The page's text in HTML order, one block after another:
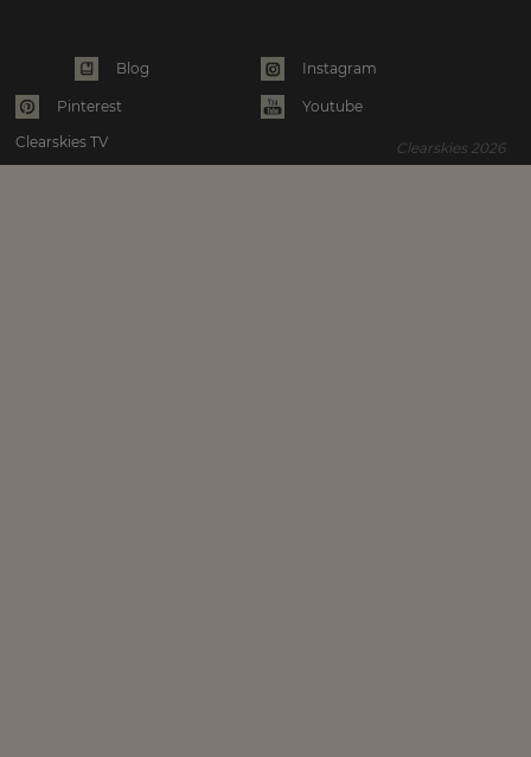
Blog Instagram
Pinterest
Youtube
Clearskies TV
Clearskies 2026